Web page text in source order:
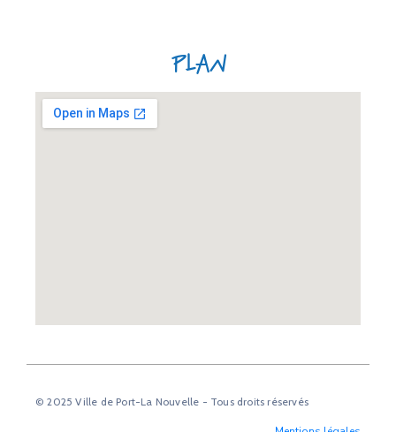
Plan
© 2025 Ville de Port-La Nouvelle - Tous droits réservés